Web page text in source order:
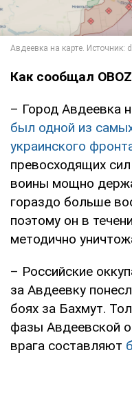
Как сообщал
– Город Авдеевка
был одной из
украинского
превосходящих
воины мощно
гораздо больше
поэтому он в
методично
– Российские
за Авдеевку
боях за Бахмут.
фазы Авдеевской
врага составляют